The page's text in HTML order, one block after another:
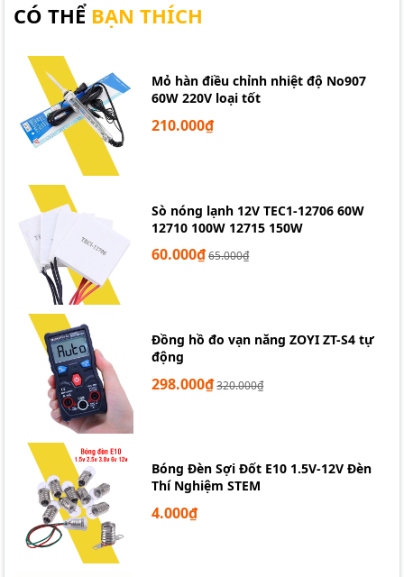
Cảm biến khí CO MQ-7
CÓ THỂ BẠN THÍCH
Mỏ hàn điều chỉnh nhiệt độ No907
60W 220V loại tốt
210.000₫
Sò nóng lạnh 12V TEC1-12706 60W
12710 100W 12715 150W
60.000₫65.000₫
Đồng hồ đo vạn năng ZOYI ZT-S4 tự
động
298.000₫320.000₫
Bóng Đèn Sợi Đốt E10 1.5V-12V Đèn
Thí Nghiệm STEM
4.000₫